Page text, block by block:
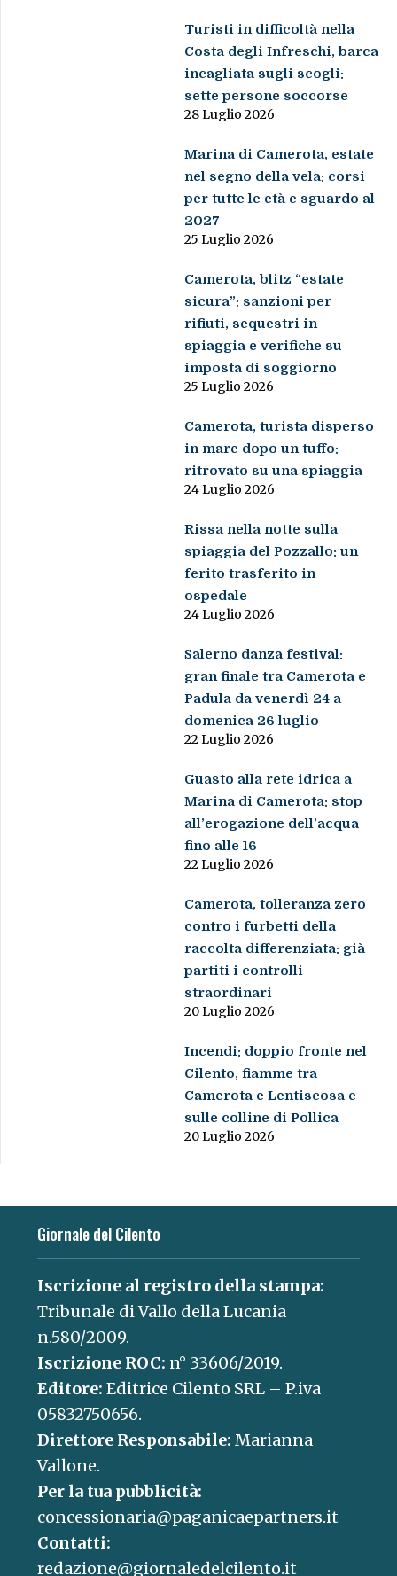
Turisti in difficoltà nella
Costa degli Infreschi, barca
incagliata sugli scogli:
sette persone soccorse
28 Luglio 2026
Marina di Camerota, estate
nel segno della vela: corsi
per tutte le età e sguardo al
2027
25 Luglio 2026
Camerota, blitz “estate
sicura”: sanzioni per
rifiuti, sequestri in
spiaggia e verifiche su
imposta di soggiorno
25 Luglio 2026
Camerota, turista disperso
in mare dopo un tuffo:
ritrovato su una spiaggia
24 Luglio 2026
Rissa nella notte sulla
spiaggia del Pozzallo: un
ferito trasferito in
ospedale
24 Luglio 2026
Salerno danza festival:
gran finale tra Camerota e
Padula da venerdì 24 a
domenica 26 luglio
22 Luglio 2026
Guasto alla rete idrica a
Marina di Camerota: stop
all’erogazione dell’acqua
fino alle 16
22 Luglio 2026
Camerota, tolleranza zero
contro i furbetti della
raccolta differenziata: già
partiti i controlli
straordinari
20 Luglio 2026
Incendi: doppio fronte nel
Cilento, fiamme tra
Camerota e Lentiscosa e
sulle colline di Pollica
20 Luglio 2026
Giornale del Cilento
Iscrizione al registro della stampa:
Tribunale di Vallo della Lucania
n.580/2009.
Iscrizione ROC: n° 33606/2019.
Editore: Editrice Cilento SRL – P.iva
05832750656.
Direttore Responsabile: Marianna
Vallone.
Per la tua pubblicità:
concessionaria@paganicaepartners.it
Contatti:
redazione@giornaledelcilento.it